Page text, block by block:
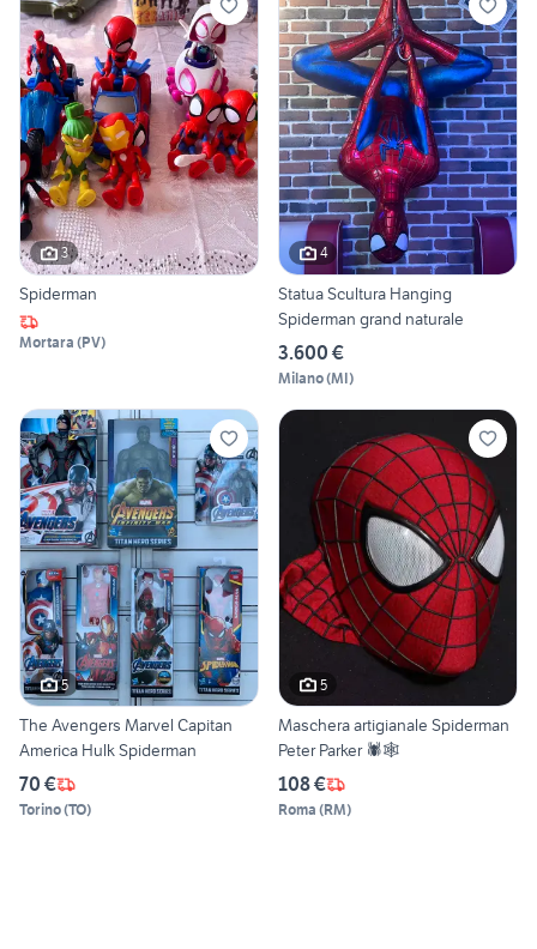
3
Spiderman
Mortara (PV)
4
Statua Scultura Hanging
Spiderman grand naturale
3.600 €
Milano(MI)
5
The Avengers Marvel Capitan
America Hulk Spiderman
70 €
Torino(TO)
5
Maschera artigianale Spiderman
Peter Parker 🕷️🕸️
108 €
Roma (RM)